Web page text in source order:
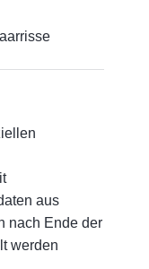
aus
nach Ende der
werden